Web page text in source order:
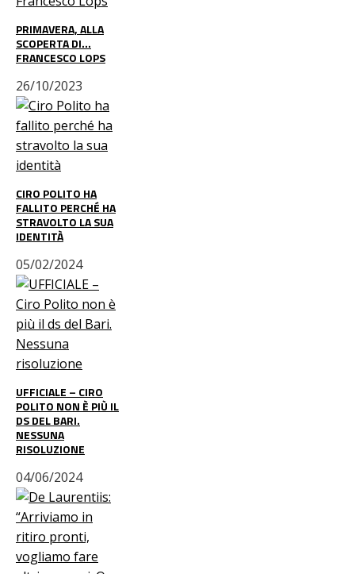
PRIMAVERA, ALLA
SCOPERTA DI…
FRANCESCO LOPS
26/10/2023
CIRO POLITO HA
FALLITO PERCHÉ HA
STRAVOLTO LA SUA
IDENTITÀ
05/02/2024
UFFICIALE – CIRO
POLITO NON È PIÙ IL
DS DEL BARI.
NESSUNA
RISOLUZIONE
04/06/2024